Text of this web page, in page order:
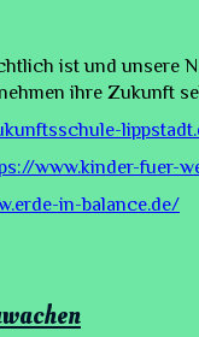
ist und unsere
ihre Zukunft
www.kinder-fuer-
in-balance.de/